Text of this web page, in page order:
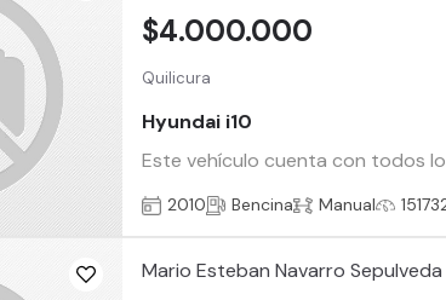
Quilicura
Hyundai i10
Este vehículo cuenta con todos
$4.000.000
2010 Bencina Manual
Mario Esteban Navarro Sepulveda